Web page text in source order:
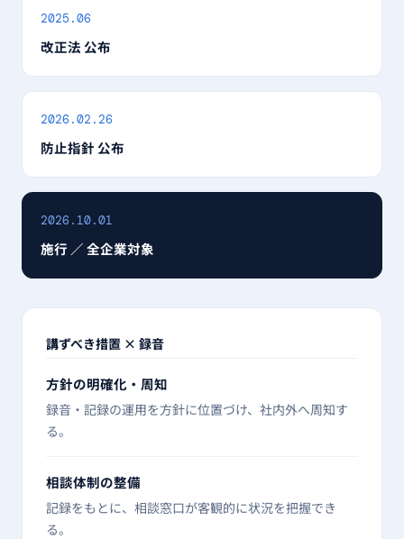
2025.06
改正法 公布
2026.02.26
防止指針 公布
2026.10.01
施行 ／ 全企業対象
講ずべき措置 × 録音
方針の明確化・周知
録音・記録の運用を方針に位置づけ、社内外へ周知す
る。
相談体制の整備
記録をもとに、相談窓口が客観的に状況を把握でき
る。